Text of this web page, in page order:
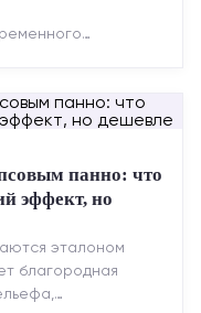
панно: что
эффект, но
эталоном
благородная